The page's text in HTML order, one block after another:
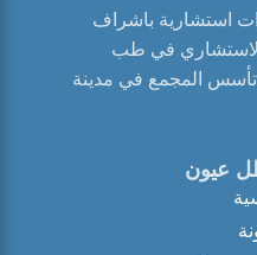
استشارية باشراف
الاستشاري في طب
المجمع في مدينة
عيون